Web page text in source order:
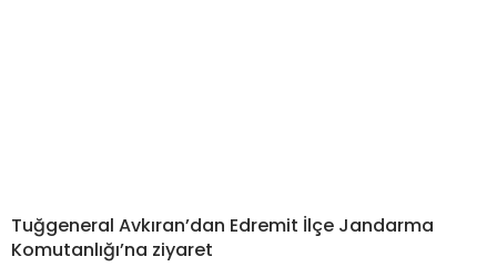
Tuğgeneral Avkıran’dan Edremit İlçe Jandarma
Komutanlığı’na ziyaret